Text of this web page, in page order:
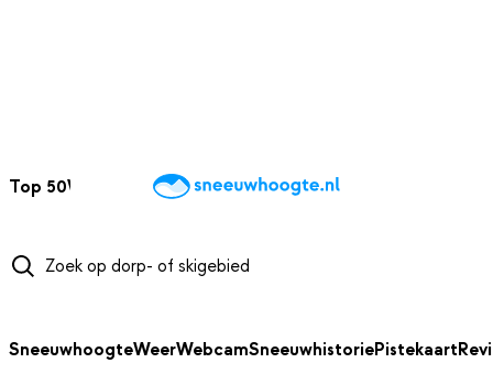
Top 50Webcams WintersportweerKaarten
SneeuwhoogteWeerWebcamSneeuwhistoriePistekaart